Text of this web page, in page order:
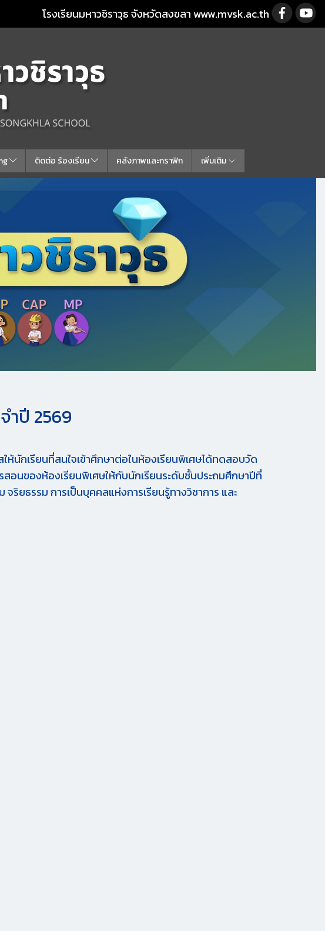
โรงเรียนมหาวชิราวุธ จังหวัดสงขลา www.mvsk.ac.th
ติดต่อ ร้องเรียน คลังภาพและกราฟิก เพิ่มเติม
ำปี 2569
ห้นักเรียนที่สนใจเข้าศึกษาต่อในห้องเรียนพิเศษได้ทดสอบวัด
สอนของห้องเรียนพิเศษให้กับนักเรียนระดับชั้นประถมศึกษาปีที่
ธรรม การเป็นบุคคลแห่งการเรียนรู้ทางวิชาการ และ